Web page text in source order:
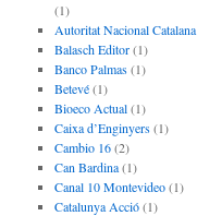
(1)
Autoritat Nacional Catalana
Balasch Editor(1)
Banco Palmas(1)
Betevé(1)
Bioeco Actual(1)
Caixa d’Enginyers(1)
Cambio 16(2)
Can Bardina(1)
Canal 10 Montevideo(1)
Catalunya Acció(1)